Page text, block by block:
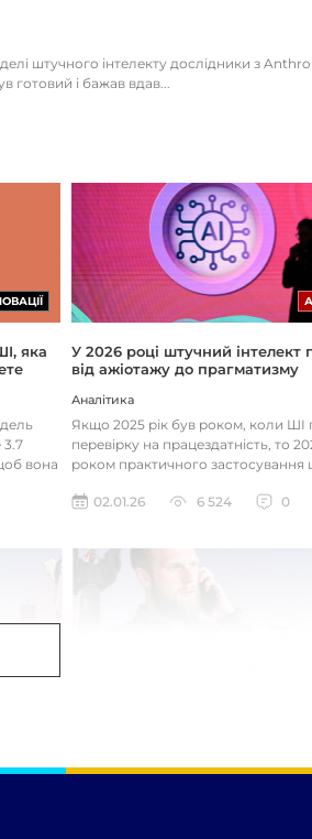
штучного інтелекту дослідники з
готовий і бажав вдав...
яка
3.7
вона
У 2026 році штучний інтелект
від ажіотажу до прагматизму
Аналітика
Якщо 2025 рік був роком, коли
перевірку на працездатність, то
роком практичного застосування
02.01.26
6 524 0